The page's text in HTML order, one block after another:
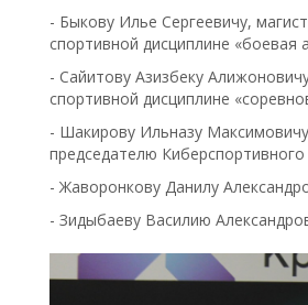
- Быкову Илье Сергеевичу,
спортивной дисциплине «боевая
- Сайитову Азизбеку
спортивной дисциплине
- Шакирову Ильназу
председателю
- Жаворонкову Данилу
- Зидыбаеву Василию